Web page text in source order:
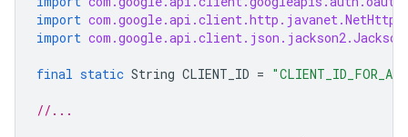
import
import
final static String CLIENT_ID =
//...